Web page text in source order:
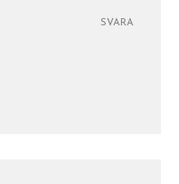
SVARA